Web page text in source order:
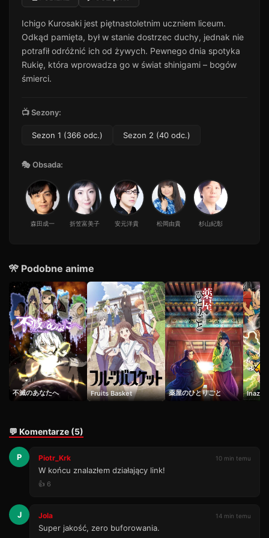
27 min · Sezon 1
12 Odcinek 12
33 min · Sezon 1
13 Odcinek 13
14
49 min · Sezon 1
Odcinek 15
40 min · Sezon 1
17 Odcinek 17
25 min · Sezon 1
19 Odcinek 19
20 Odcinek 20
43 min · Sezon 1
21 Odcinek 21
41 min · Sezon 1
22 Odcinek 22
25 min · Sezon 1
Odcinek 23
24 Odcinek 24
40 min · Sezon 1
25 Odcinek 25
35 min · Sezon 1
Odcinek 26
34 min · Sezon 1
Ichigo Kurosaki jest piętnastoletnim uczniem liceum.
Odkąd pamięta, był w stanie dostrzec duchy, jednak nie
potrafił odróżnić ich od żywych. Pewnego dnia spotyka
Rukię, która wprowadza go w świat shinigami – bogów
śmierci.
📺 Sezony:
Sezon 1 (366 odc.) Sezon 2 (40 odc.)
🎭 Obsada:
森田成一 折笠富美子 安元洋貴 松岡由貴 杉山紀彰
🎌 Podobne anime
不滅のあなたへ Fruits Basket 薬屋のひとりごと
💬 Komentarze (5)
P Piotr_Krk 10 min temu
W końcu znalazłem działający link!
👍 6
J Jola 14 min temu
Super jakość, zero buforowania.